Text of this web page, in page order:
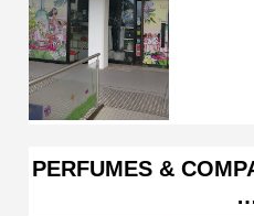
PERFUMES &